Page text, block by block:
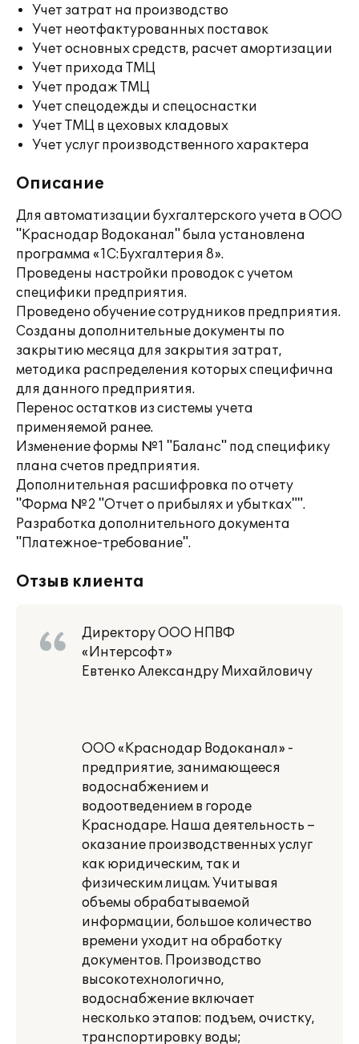
Учет затрат на производство
Учет неотфактурованных поставок
Учет основных средств, расчет амортизации
Учет прихода ТМЦ
Учет продаж ТМЦ
Учет спецодежды и спецоснастки
Учет ТМЦ в цеховых кладовых
Учет услуг производственного характера
Описание
Для автоматизации бухгалтерского учета в ООО
"Краснодар Водоканал" была установлена
программа «1С:Бухгалтерия 8».
Проведены настройки проводок с учетом
специфики предприятия.
Проведено обучение сотрудников предприятия.
Созданы дополнительные документы по
закрытию месяца для закрытия затрат,
методика распределения которых специфична
для данного предприятия.
Перенос остатков из системы учета
применяемой ранее.
Изменение формы №1 "Баланс" под специфику
плана счетов предприятия.
Дополнительная расшифровка по отчету
"Форма №2 "Отчет о прибылях и убытках"".
Разработка дополнительного документа
"Платежное-требование".
Отзыв клиента
Директору ООО НПВФ
«Интерсофт»
Евтенко Александру Михайловичу
ООО «Краснодар Водоканал» -
предприятие, занимающееся
водоснабжением и
водоотведением в городе
Краснодаре. Наша деятельность –
оказание производственных услуг
как юридическим, так и
физическим лицам. Учитывая
объемы обрабатываемой
информации, большое количество
времени уходит на обработку
документов. Производство
высокотехнологично,
водоснабжение включает
несколько этапов: подъем, очистку,
транспортировку воды;